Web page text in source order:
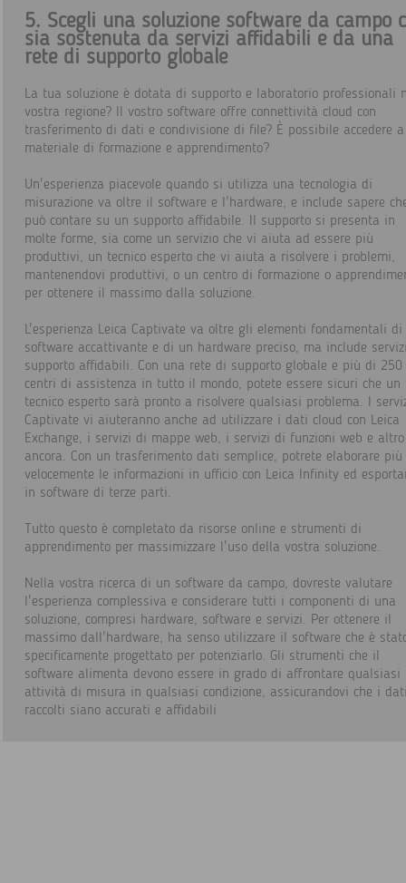
5. Scegli una soluzione software da campo
sia sostenuta da servizi affidabili e da una
rete di supporto globale
La tua soluzione è dotata di supporto e laboratorio professionali
vostra regione? Il vostro software offre connettività cloud con
trasferimento di dati e condivisione di file? È possibile accedere a
materiale di formazione e apprendimento?
Un'esperienza piacevole quando si utilizza una tecnologia di
misurazione va oltre il software e l'hardware, e include sapere
può contare su un supporto affidabile. Il supporto si presenta in
molte forme, sia come un servizio che vi aiuta ad essere più
produttivi, un tecnico esperto che vi aiuta a risolvere i problemi,
mantenendovi produttivi, o un centro di formazione o
per ottenere il massimo dalla soluzione.
L'esperienza Leica Captivate va oltre gli elementi fondamentali di
software accattivante e di un hardware preciso, ma include
supporto affidabili. Con una rete di supporto globale e più di 250
centri di assistenza in tutto il mondo, potete essere sicuri che un
tecnico esperto sarà pronto a risolvere qualsiasi problema. I
Captivate vi aiuteranno anche ad utilizzare i dati cloud con Leica
Exchange, i servizi di mappe web, i servizi di funzioni web e altro
ancora. Con un trasferimento dati semplice, potrete elaborare più
velocemente le informazioni in ufficio con Leica Infinity ed
in software di terze parti.
Tutto questo è completato da risorse online e strumenti di
apprendimento per massimizzare l'uso della vostra soluzione.
Nella vostra ricerca di un software da campo, dovreste valutare
l'esperienza complessiva e considerare tutti i componenti di una
soluzione, compresi hardware, software e servizi. Per ottenere il
massimo dall'hardware, ha senso utilizzare il software che è
specificamente progettato per potenziarlo. Gli strumenti che il
software alimenta devono essere in grado di affrontare qualsiasi
attività di misura in qualsiasi condizione, assicurandovi che i
raccolti siano accurati e affidabili